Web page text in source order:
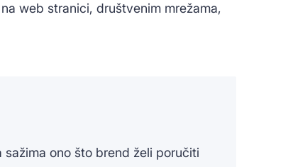
web stranici, društvenim mrežama,
ono što brend želi poručiti